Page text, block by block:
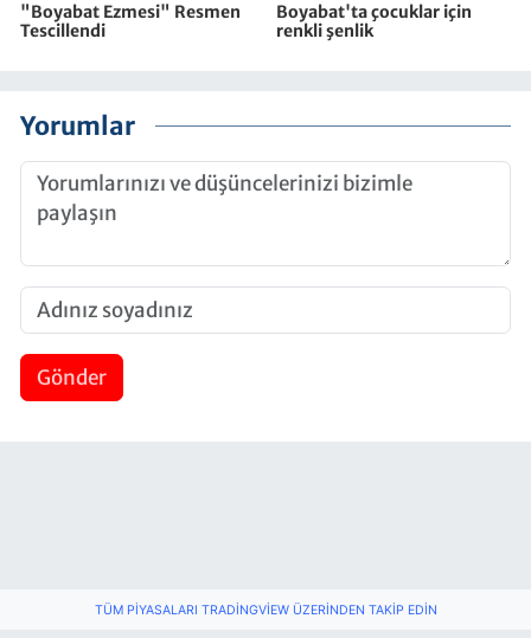
"Boyabat Ezmesi" Resmen
Tescillendi
Boyabat'ta çocuklar için
renkli şenlik
Yorumlar
Gönder
TÜM PIYASALARI TRADINGVIEW ÜZERINDEN TAKIP EDIN